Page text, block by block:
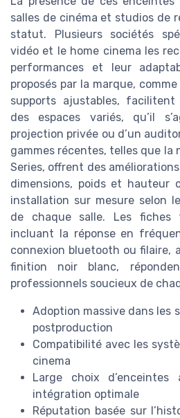
salles de cinéma et studios de
statut. Plusieurs sociétés
vidéo et le home cinema les
performances et leur
proposés par la marque,
supports ajustables,
des espaces variés, qu’il
projection privée ou d’un
gammes récentes, telles que la
Series, offrent des
dimensions, poids et hauteur
installation sur mesure selon
de chaque salle. Les fiches
incluant la réponse en
connexion bluetooth ou filaire,
finition noir blanc,
professionnels soucieux de
Adoption massive dans les
postproduction
Compatibilité avec les
cinema
Large choix d’enceintes
intégration optimale
Réputation basée sur